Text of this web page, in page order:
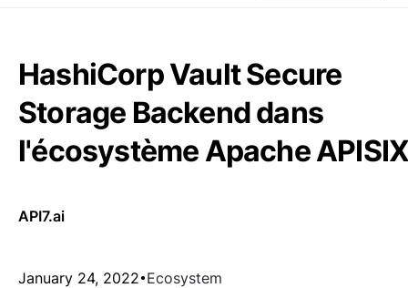
HashiCorp Vault Secure
Storage Backend dans
l'écosystème Apache
API7.ai
January 24, 2022 Ecosystem